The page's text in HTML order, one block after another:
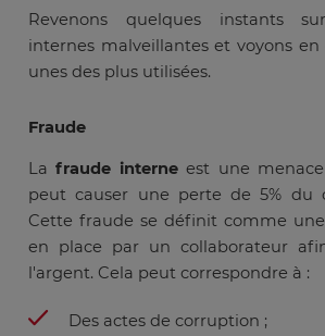
Revenons quelques instants
internes malveillantes et voyons
unes des plus utilisées.
Fraude
Lafraude interneest une
peut causer une perte de 5% du
Cette fraude se définit comme
en place par un collaborateur
l'argent. Cela peut correspondre à :
Des actes de corruption ;